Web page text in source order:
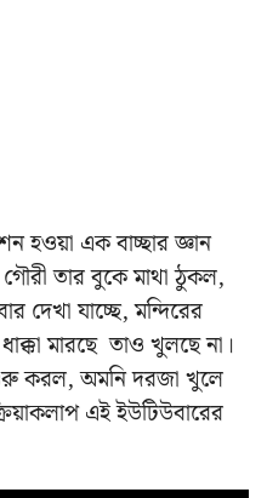
হওয়া এক বাচ্ছার জ্ঞান
গৌরী তার বুকে মাথা ঠুকল,
দেখা যাচ্ছে, মন্দিরের
মারছে তাও খুলছে না।
করল, অমনি দরজা খুলে
এই ইউটিউবারের